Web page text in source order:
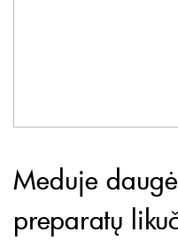
Meduje
preparatų